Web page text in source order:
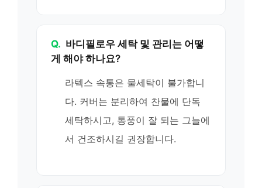
Q. 바디필로우 세탁 및 관리는 어떻
게 해야 하나요?
라텍스 속통은 물세탁이 불가합니
다. 커버는 분리하여 찬물에 단독
세탁하시고, 통풍이 잘 되는 그늘에
서 건조하시길 권장합니다.